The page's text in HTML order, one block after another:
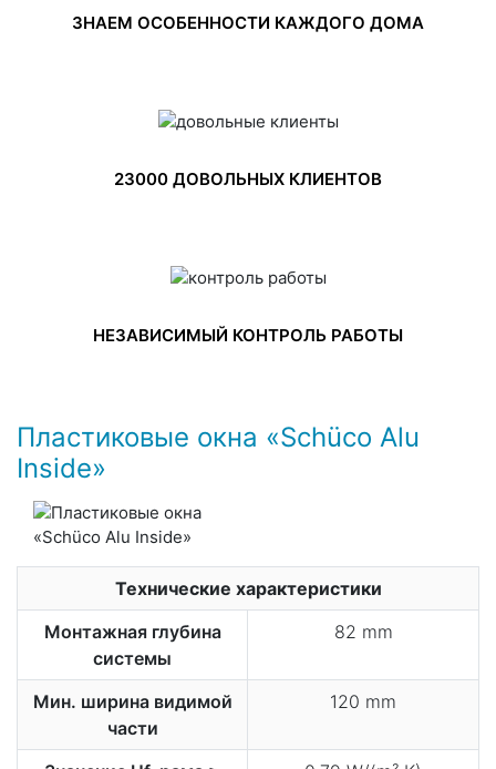
ЗНАЕМ ОСОБЕННОСТИ КАЖДОГО ДОМА
23000 ДОВОЛЬНЫХ КЛИЕНТОВ
НЕЗАВИСИМЫЙ КОНТРОЛЬ РАБОТЫ
Пластиковые окна «Schüco​ Alu​
Inside​»
Технические характеристики
Монтажная глубина
системы
82 mm
Мин. ширина видимой
части
120 mm